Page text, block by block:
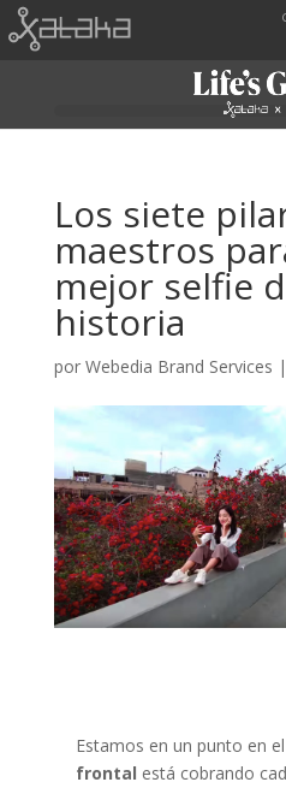
Los siete
maestros
mejor selfie
historia
por Webedia Brand Services |
Estamos en un punto en
frontal está cobrando